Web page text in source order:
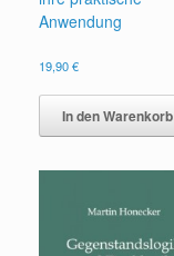
Anwendung
19,90€
In den Warenkorb